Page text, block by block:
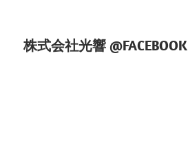
株式会社光響 @FACEBOOK